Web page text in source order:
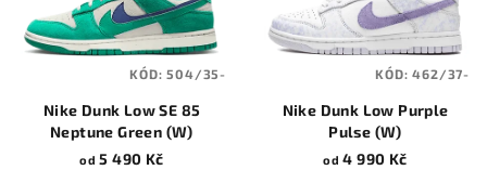
Nike Dunk Low SE 85
Neptune Green (W)
od 5 490 Kč
KÓD:504/35-
Nike Dunk Low Purple
Pulse (W)
od 4 990 Kč
KÓD:462/37-